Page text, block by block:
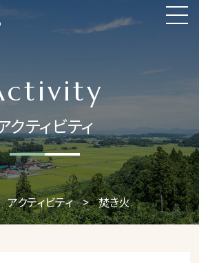
Activity
クティビティ
アクティビティ > 焚き火